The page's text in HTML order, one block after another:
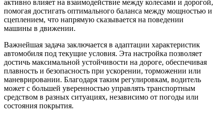
активно влияет на взаимодействие между колесами и дорогой,
помогая достигать оптимального баланса между мощностью и
сцеплением, что напрямую сказывается на поведении
машины в движении.
Важнейшая задача заключается в адаптации характеристик
автомобиля под текущие условия. Эта настройка позволяет
достичь максимальной устойчивости на дороге, обеспечивая
плавность и безопасность при ускорении, торможении или
маневрировании. Благодаря таким регулировкам, водитель
может с большей уверенностью управлять транспортным
средством в разных ситуациях, независимо от погоды или
состояния покрытия.